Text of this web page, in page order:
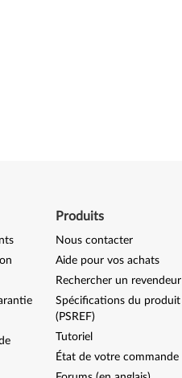
Produits
Nous contacter
Aide pour vos achats
Rechercher un revendeur
Spécifications du produit
(PSREF)
Tutoriel
État de votre commande